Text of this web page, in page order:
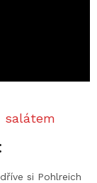
salátem
si Pohlreich